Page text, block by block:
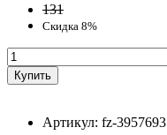
131
Скидка 8%
Артикул: fz-3957693